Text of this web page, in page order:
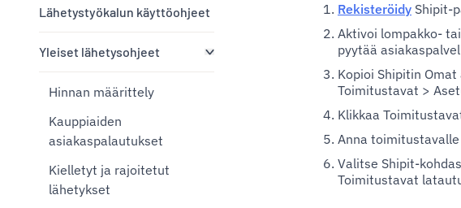
Lähetystyökalun käyttöohjeet
Yleiset lähetysohjeet
Hinnan määrittely
Kauppiaiden
asiakaspalautukset
Kielletyt ja rajoitetut
lähetykset
Rekisteröidy Shipit-
Aktivoi lompakko-
pyytää
Kopioi Shipitin
Toimitustavat >
Klikkaa
Anna
Valitse Shipit-
Toimitustavat